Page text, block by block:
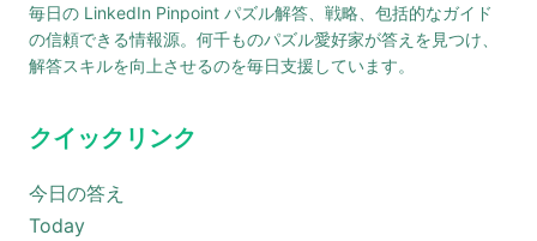
毎日の LinkedIn Pinpoint パズル解答、戦略、包括的なガイド
の信頼できる情報源。何千ものパズル愛好家が答えを見つけ、
解答スキルを向上させるのを毎日支援しています。
クイックリンク
今日の答え
Today